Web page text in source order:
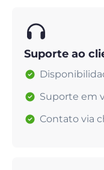
Suporte ao
Suporte em
Contato via